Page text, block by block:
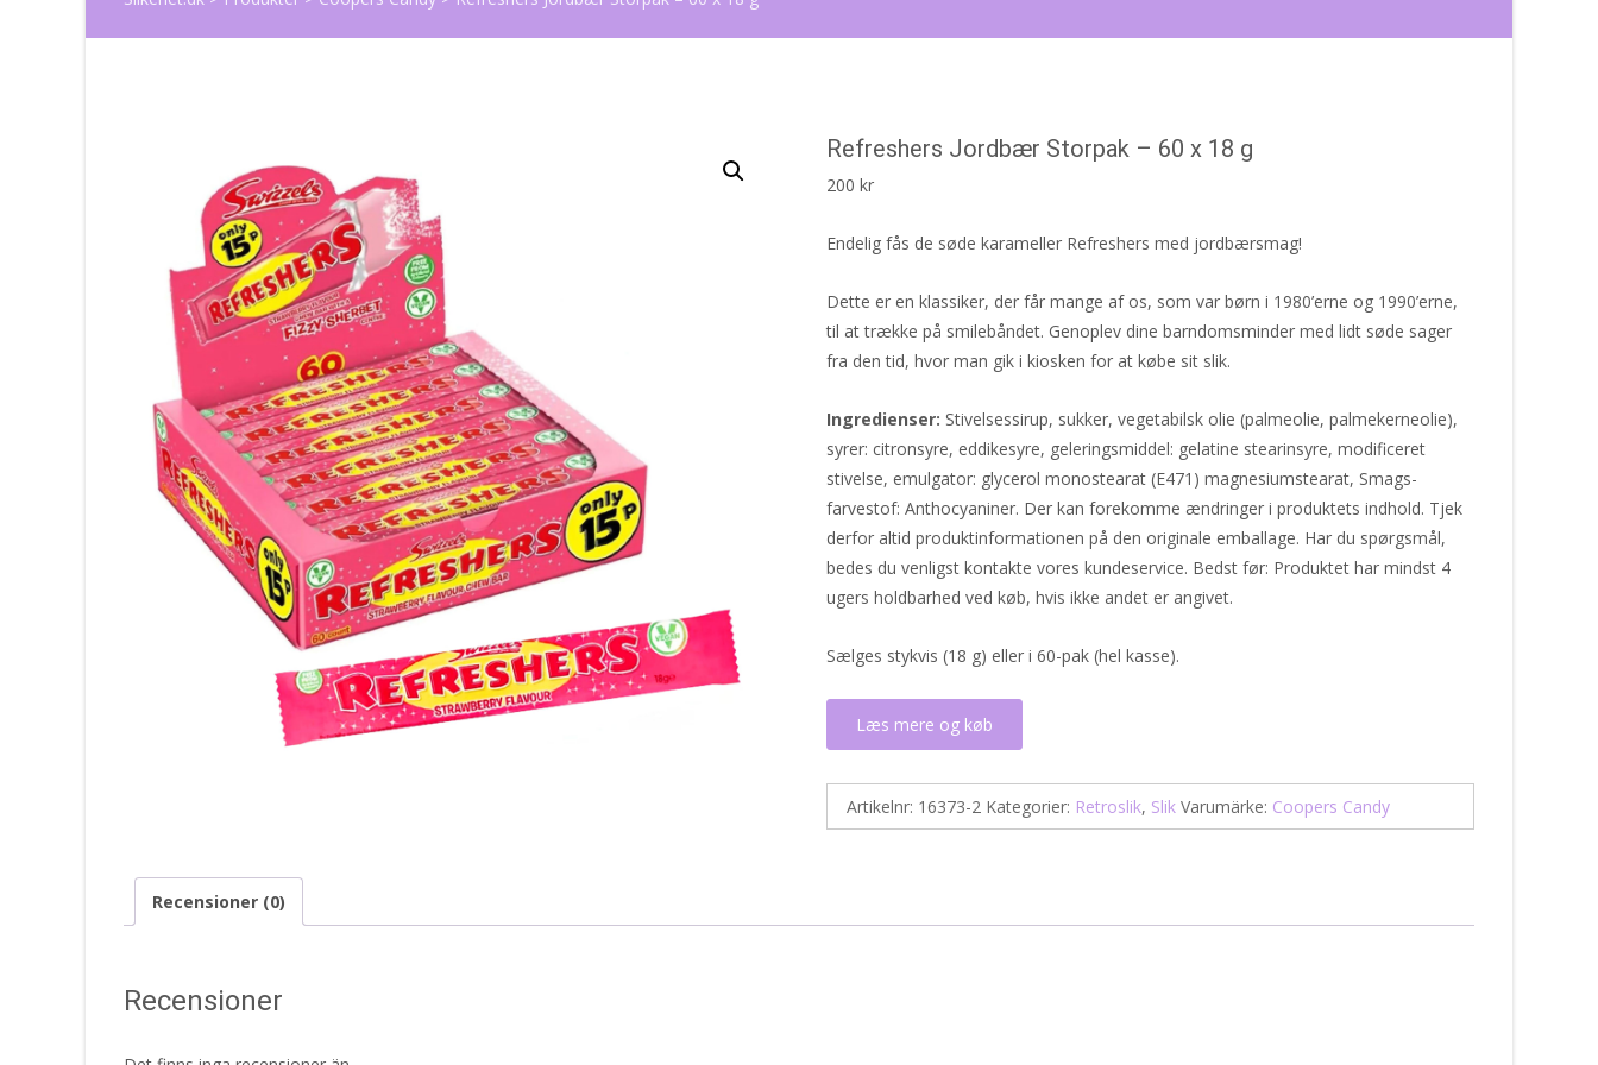
Refreshers Jordbær Storpak – 60 x 18 g
200 kr
Endelig fås de søde karameller Refreshers med jordbærsmag!
Dette er en klassiker, der får mange af os, som var børn i 1980’erne og 1990’erne,
til at trække på smilebåndet. Genoplev dine barndomsminder med lidt søde sager
fra den tid, hvor man gik i kiosken for at købe sit slik.
Ingredienser: Stivelsessirup, sukker, vegetabilsk olie (palmeolie, palmekerneolie),
syrer: citronsyre, eddikesyre, geleringsmiddel: gelatine stearinsyre, modificeret
stivelse, emulgator: glycerol monostearat (E471) magnesiumstearat, Smags-
farvestof: Anthocyaniner. Der kan forekomme ændringer i produktets indhold. Tjek
derfor altid produktinformationen på den originale emballage. Har du spørgsmål,
bedes du venligst kontakte vores kundeservice. Bedst før: Produktet har mindst 4
ugers holdbarhed ved køb, hvis ikke andet er angivet.
Sælges stykvis (18 g) eller i 60-pak (hel kasse).
Læs mere og køb
Artikelnr: 16373-2 Kategorier: Retroslik, Slik Varumärke: Coopers Candy
Recensioner (0)
Recensioner